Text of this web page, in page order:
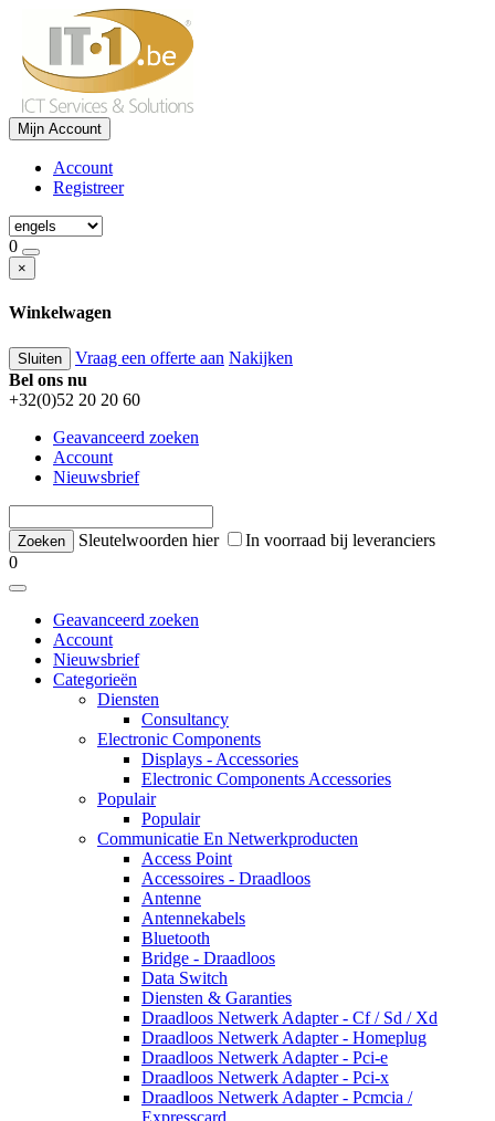
Mijn Account
Account
Registreer
0
×
Winkelwagen
Sluiten Vraag een offerte aan Nakijken
Bel ons nu
+32(0)52 20 20 60
Geavanceerd zoeken
Account
Nieuwsbrief
Sleutelwoorden hier
In voorraad bij leveranciers
0
Geavanceerd zoeken
Account
Nieuwsbrief
Categorieën
Diensten
Consultancy
Electronic Components
Displays - Accessories
Electronic Components Accessories
Populair
Populair
Communicatie En Netwerkproducten
Access Point
Accessoires - Draadloos
Antenne
Antennekabels
Bluetooth
Bridge - Draadloos
Data Switch
Diensten & Garanties
Draadloos Netwerk Adapter - Cf / Sd / Xd
Draadloos Netwerk Adapter - Homeplug
Draadloos Netwerk Adapter - Pci-e
Draadloos Netwerk Adapter - Pci-x
Draadloos Netwerk Adapter - Pcmcia /
Expresscard